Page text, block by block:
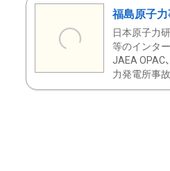
福島原子
日本原子力
等のインタ
JAEA OPAC
力発電所事